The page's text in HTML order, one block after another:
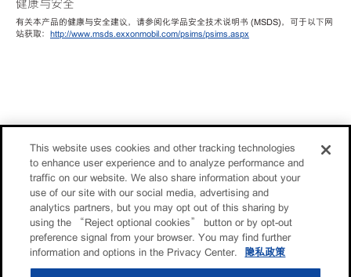
健康与安全
有关本产品的健康与安全建议，请参阅化学品安全技术说明书 (MSDS)，可于以下网
站获取： http://www.msds.exxonmobil.com/psims/psims.aspx
This website uses cookies and other tracking technologies
to enhance user experience and to analyze performance and
traffic on our website. We also share information about your
use of our site with our social media, advertising and
analytics partners, but you may opt out of this sharing by
using the “Reject optional cookies” button or by opt-out
preference signal from your browser. You may find further
information and options in the Privacy Center.
隐私政策